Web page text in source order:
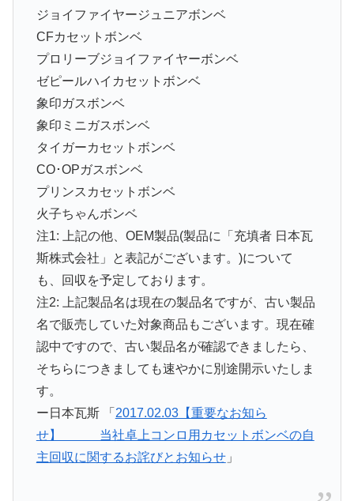
ジョイファイヤージュニアボンベ
CFカセットボンベ
プロリーブジョイファイヤーボンベ
ゼピールハイカセットボンベ
象印ガスボンベ
象印ミニガスボンベ
タイガーカセットボンベ
CO･OPガスボンベ
プリンスカセットボンベ
火子ちゃんボンベ
注1: 上記の他、OEM製品(製品に「充填者 日本瓦
斯株式会社」と表記がございます。)について
も、回収を予定しております。
注2: 上記製品名は現在の製品名ですが、古い製品
名で販売していた対象商品もございます。現在確
認中ですので、古い製品名が確認できましたら、
そちらにつきましても速やかに別途開示いたしま
す。
ー日本瓦斯 「 2017.02.03【重要なお知ら
せ】 当社卓上コンロ用カセットボンベの自
主回収に関するお詫びとお知らせ」